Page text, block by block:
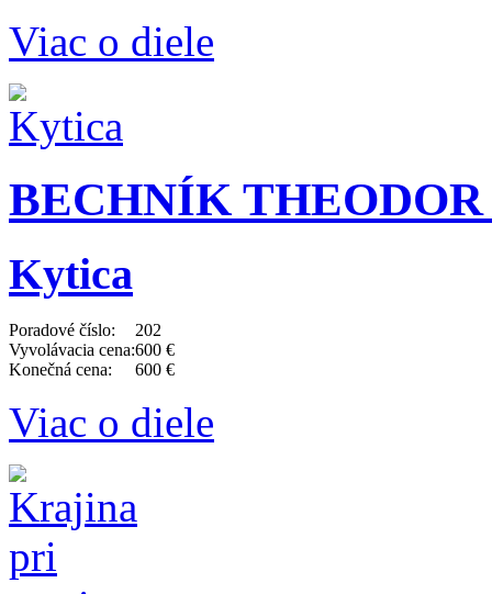
Viac o diele
BECHNÍK THEODOR
Kytica
Poradové číslo:
202
Vyvolávacia cena:600 €
Konečná cena:
600 €
Viac o diele